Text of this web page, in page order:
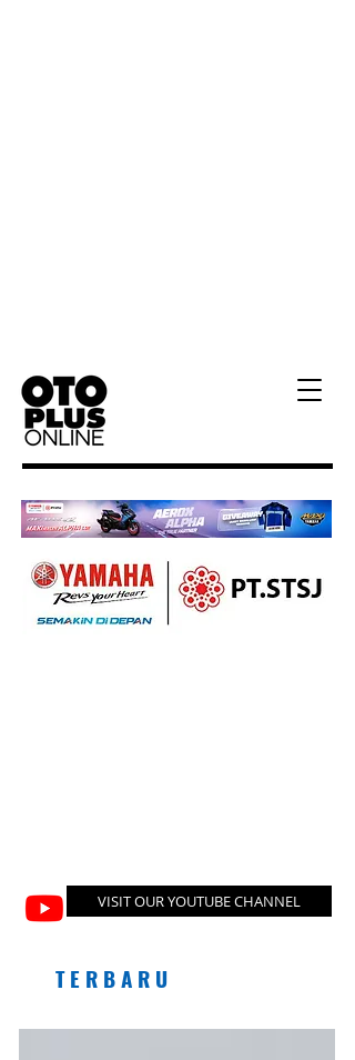
VISIT OUR YOUTUBE CHANNEL
T E R B A R U